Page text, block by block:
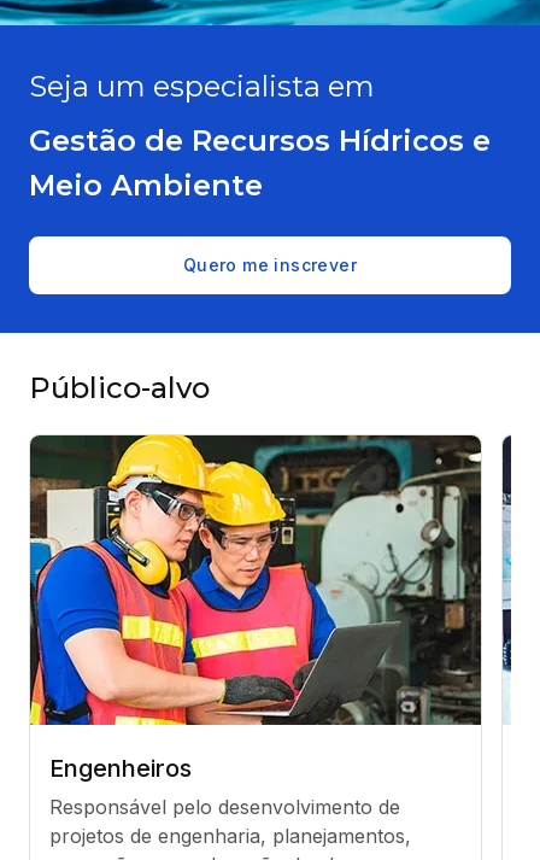
Seja um especialista em
Gestão de Recursos Hídricos e
Meio Ambiente
Quero me inscrever
Público-alvo
Engenheiros
Responsável pelo desenvolvimento de
projetos de engenharia, planejamentos,